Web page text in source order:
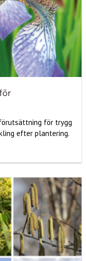
för trygg
efter plantering.